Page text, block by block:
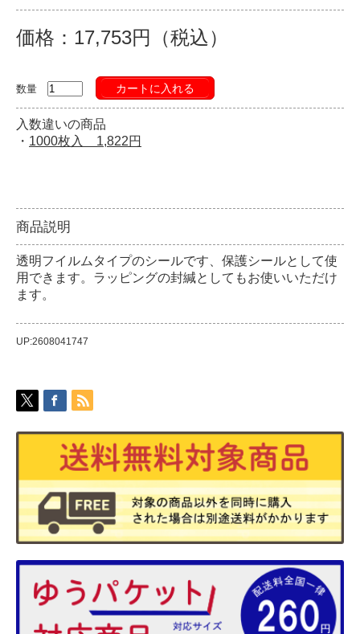
価格：17,753円（税込）
数量 カートに入れる
入数違いの商品
・ 1000枚入 1,822円
商品説明
透明フイルムタイプのシールです、保護シールとして使
用できます。ラッピングの封緘としてもお使いいただけ
ます。
UP:2608041747